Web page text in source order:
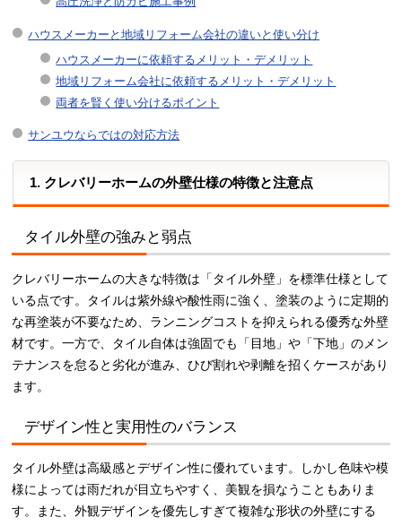
ハウスメーカーと地域リフォーム会社の違いと使い分け
ハウスメーカーに依頼するメリット・デメリット
地域リフォーム会社に依頼するメリット・デメリット
両者を賢く使い分けるポイント
サンユウならではの対応方法
1. クレバリーホームの外壁仕様の特徴と注意点
タイル外壁の強みと弱点
クレバリーホームの大きな特徴は「タイル外壁」を標準仕様として
いる点です。タイルは紫外線や酸性雨に強く、塗装のように定期的
な再塗装が不要なため、ランニングコストを抑えられる優秀な外壁
材です。一方で、タイル自体は強固でも「目地」や「下地」のメン
テナンスを怠ると劣化が進み、ひび割れや剥離を招くケースがあり
ます。
デザイン性と実用性のバランス
タイル外壁は高級感とデザイン性に優れています。しかし色味や模
様によっては雨だれが目立ちやすく、美観を損なうこともありま
す。また、外観デザインを優先しすぎて複雑な形状の外壁にする